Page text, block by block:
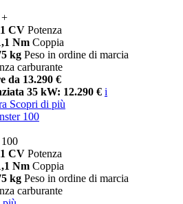
CV Potenza
Nm Coppia
kg Peso in ordine di marcia
carburante
da 13.290 €
35 kW: 12.290 € i
Scopri di più
100
CV Potenza
Nm Coppia
kg Peso in ordine di marcia
carburante